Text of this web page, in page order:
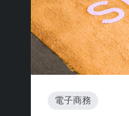
電子商務